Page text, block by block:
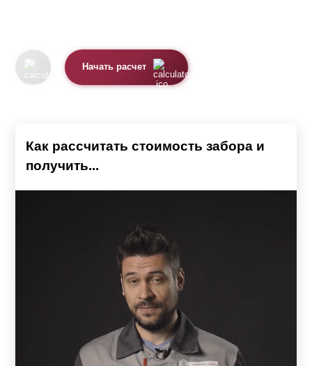
Начать расчет
Как рассчитать стоимость забора и
получить...